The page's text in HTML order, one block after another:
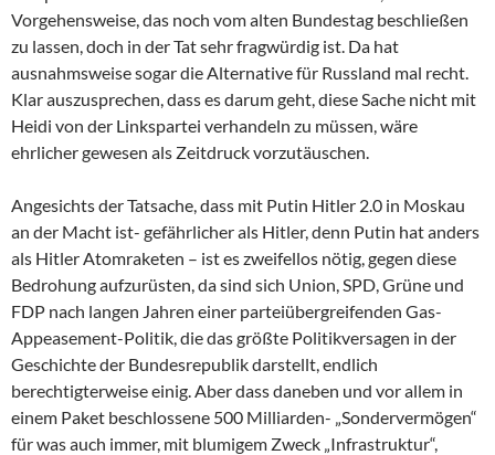
Vorgehensweise, das noch vom alten Bundestag beschließen
zu lassen, doch in der Tat sehr fragwürdig ist. Da hat
ausnahmsweise sogar die Alternative für Russland mal recht.
Klar auszusprechen, dass es darum geht, diese Sache nicht mit
Heidi von der Linkspartei verhandeln zu müssen, wäre
ehrlicher gewesen als Zeitdruck vorzutäuschen.
Angesichts der Tatsache, dass mit Putin Hitler 2.0 in Moskau
an der Macht ist- gefährlicher als Hitler, denn Putin hat anders
als Hitler Atomraketen – ist es zweifellos nötig, gegen diese
Bedrohung aufzurüsten, da sind sich Union, SPD, Grüne und
FDP nach langen Jahren einer parteiübergreifenden Gas-
Appeasement-Politik, die das größte Politikversagen in der
Geschichte der Bundesrepublik darstellt, endlich
berechtigterweise einig. Aber dass daneben und vor allem in
einem Paket beschlossene 500 Milliarden- „Sondervermögen“
für was auch immer, mit blumigem Zweck „Infrastruktur“,